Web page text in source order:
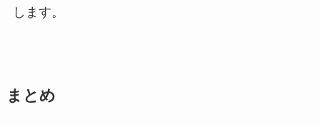
します。
まとめ